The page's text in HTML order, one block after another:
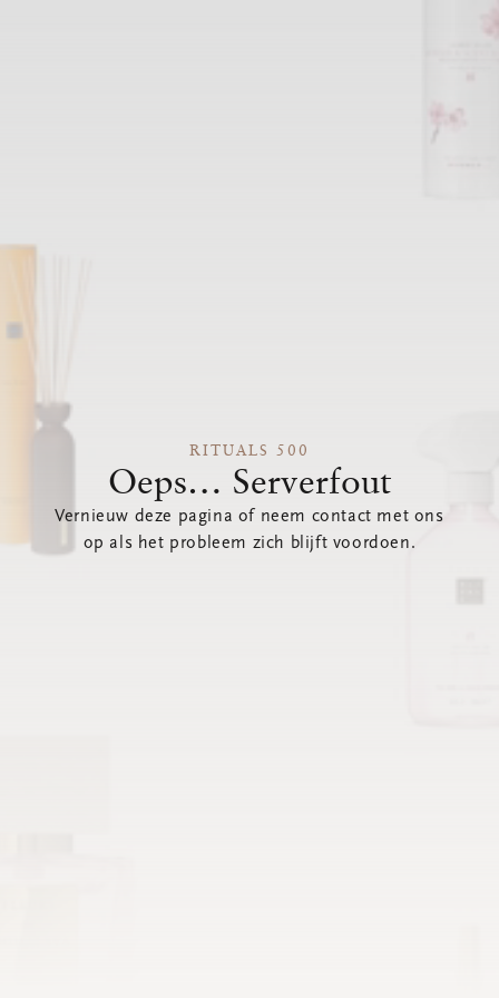
RITUALS 500
Oeps… Serverfout
Vernieuw deze pagina of neem contact met ons
op als het probleem zich blijft voordoen.